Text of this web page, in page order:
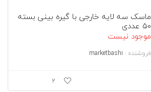
ماسک سه لایه خارجی با گیره بینی بسته
۵۰ عددی
موجود نیست
فروشنده : marketbashi
2